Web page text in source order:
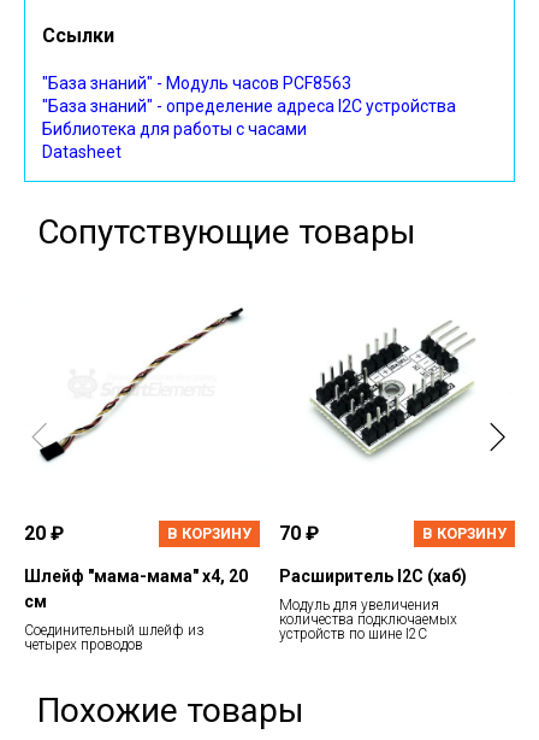
Ссылки
"База знаний" - Модуль часов PCF8563
"База знаний" - определение адреса I2C устройства
Библиотека для работы с часами
Datasheet
Сопутствующие товары
20 ₽ В КОРЗИНУ
Шлейф "мама-мама" х4, 20
см
Соединительный шлейф из
четырех проводов
70 ₽ В КОРЗИНУ
Расширитель I2C (хаб)
Модуль для увеличения
количества подключаемых
устройств по шине I2C
Похожие товары